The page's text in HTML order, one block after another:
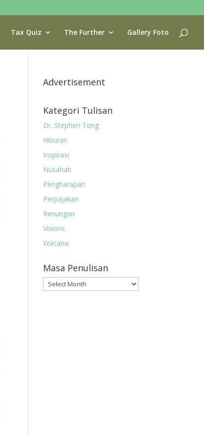
Tax Quiz The Further Gallery Foto
Advertisement
Kategori Tulisan
Dr. Stephen Tong
Hiburan
Inspirasi
Nusahati
Pengharapan
Perpajakan
Renungan
Visions
Wacana
Masa Penulisan
Masa
Penulisan